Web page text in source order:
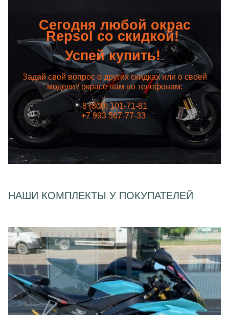
Сегодня любой окрас
Repsol со скидкой!
Успей купить!
Задай свой вопрос о других скидках или о своей
модели / окрасе нам по телефонам:
8 (800) 101-71-81
+7 993 567-77-33
НАШИ КОМПЛЕКТЫ У ПОКУПАТЕЛЕЙ